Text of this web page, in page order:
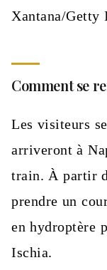
Xantana/Getty
Comment se
Les visiteurs
arriveront à
train. À partir
prendre un
en hydroptère
Ischia.